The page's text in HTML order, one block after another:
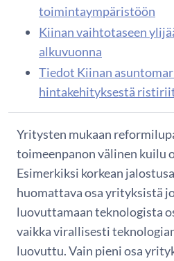
toimintaympäristöön
Kiinan vaihtotaseen
alkuvuonna
Tiedot Kiinan
hintakehityksestä
Yritysten mukaan
toimeenpanon välinen kuilu
Esimerkiksi korkean
huomattava osa yrityksistä
luovuttamaan teknologista
vaikka virallisesti
luovuttu. Vain pieni osa